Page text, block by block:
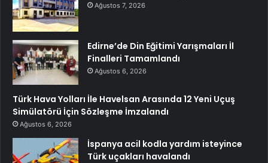
Ağustos 7, 2026
Edirne’de Din Eğitimi Yarışmaları İl
Finalleri Tamamlandı
Ağustos 6, 2026
Türk Hava Yolları İle Havelsan Arasında 12 Yeni Uçuş
Simülatörü İçin Sözleşme İmzalandı
Ağustos 6, 2026
İspanya acil kodla yardım isteyince
Türk uçakları havalandı